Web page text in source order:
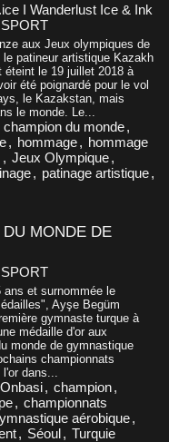
I Wanderlust Ice & Ink
SPORT
aux Jeux olympiques de
patineur artistique Kazakh
éteint le 19 juillet 2018 à
été poignardé pour le vol
le Kazakstan, mais
le monde. Le...
champion du monde,
, hommage, hommage
, Jeux Olympique,
, patinage artistique,
MONDE DE
SPORT
ans et surnommée le
Ayşe Begüm
gymnaste turque à
médaille d'or aux
monde de gymnastique
championnats
dans...
, champion,
, championnats
aérobique,
, Séoul, Turquie